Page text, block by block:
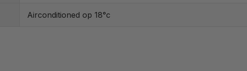
Airconditioned op 18°c